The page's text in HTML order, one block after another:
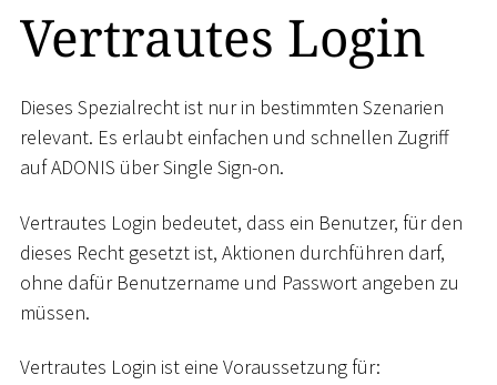
Vertrautes Login
Dieses Spezialrecht ist nur in bestimmten Szenarien
relevant. Es erlaubt einfachen und schnellen Zugriff
auf ADONIS über Single Sign-on.
Vertrautes Login bedeutet, dass ein Benutzer, für den
dieses Recht gesetzt ist, Aktionen durchführen darf,
ohne dafür Benutzername und Passwort angeben zu
müssen.
Vertrautes Login ist eine Voraussetzung für: